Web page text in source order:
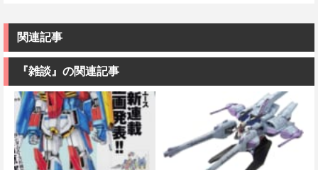
ラモデル
ダム キュベレ
プラモデル
(EXジョイント
ラモデル
関連記事
『雑談』の関連記事